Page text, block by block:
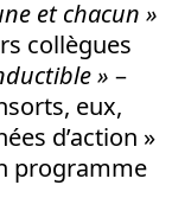
et chacun »
collègues
» –
eux,
d’action »
programme